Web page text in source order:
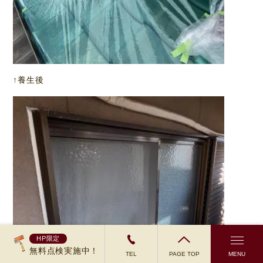
HP限定
無料点検実施中！ TEL PAGE TOP MENU
↑養生後